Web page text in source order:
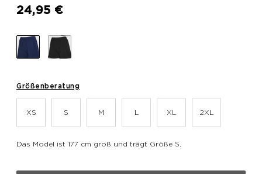
24,95 €
Größenberatung
XS S M L XL 2XL
Das Model ist 177 cm groß und trägt Größe S.